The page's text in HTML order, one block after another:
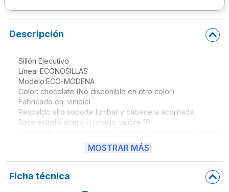
Descripción
Sillón Ejecutivo
Línea: ECONOSILLAS
Modelo:ECO-MODENA
Color: chocolate (No disponible en otro color)
Fabricado en: vinipiel
Respaldo alto soporte lumbar y cabecera acojinada.
Base estrella acero cromado calibre 16.
mecanismo reclinable con regulador de tensión
Medidas: 47cm ancho  x 1.33mt alto x  46cm fondo
Peso máximo de resistencia:  120 kgs , EXCLUSIVAMENTE
MOSTRAR MÁS
Ficha técnica